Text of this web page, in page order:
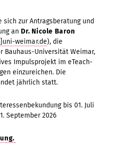
sich zur Antragsberatung und
an Dr. Nicole Baron
weimar.de), die
Bauhaus-Universität Weimar,
Impulsprojekt im eTeach-
einzureichen. Die
jährlich statt.
bis 01. Juli
September 2026